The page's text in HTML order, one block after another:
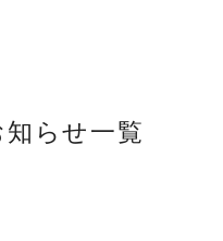
知らせ一覧